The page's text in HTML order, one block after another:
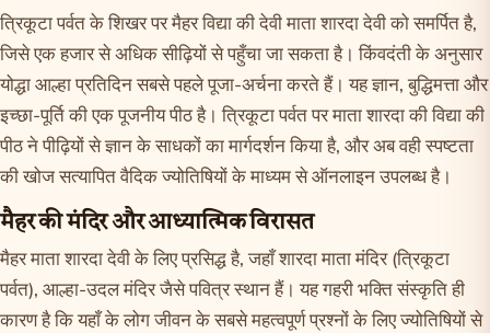
त्रिकूटा पर्वत के शिखर पर मैहर विद्या की देवी माता शारदा देवी को समर्पित है,
जिसे एक हजार से अधिक सीढ़ियों से पहुँचा जा सकता है। किंवदंती के अनुसार
योद्धा आल्हा प्रतिदिन सबसे पहले पूजा-अर्चना करते हैं। यह ज्ञान, बुद्धिमत्ता और
इच्छा-पूर्ति की एक पूजनीय पीठ है। त्रिकूटा पर्वत पर माता शारदा की विद्या की
पीठ ने पीढ़ियों से ज्ञान के साधकों का मार्गदर्शन किया है, और अब वही स्पष्टता
की खोज सत्यापित वैदिक ज्योतिषियों के माध्यम से ऑनलाइन उपलब्ध है।
मैहर की मंदिर और आध्यात्मिक विरासत
मैहर माता शारदा देवी के लिए प्रसिद्ध है, जहाँ शारदा माता मंदिर (त्रिकूटा
पर्वत), आल्हा-उदल मंदिर जैसे पवित्र स्थान हैं। यह गहरी भक्ति संस्कृति ही
कारण है कि यहाँ के लोग जीवन के सबसे महत्वपूर्ण प्रश्नों के लिए ज्योतिषियों से